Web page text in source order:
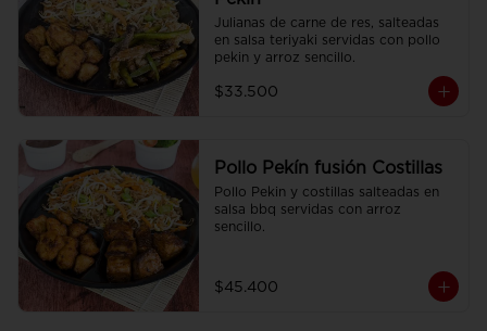
Julianas de carne de res, salteadas
en salsa teriyaki servidas con pollo
pekin y arroz sencillo.
$33.500
Pollo Pekín fusión Costillas
Pollo Pekin y costillas salteadas en
salsa bbq servidas con arroz
sencillo.
$45.400